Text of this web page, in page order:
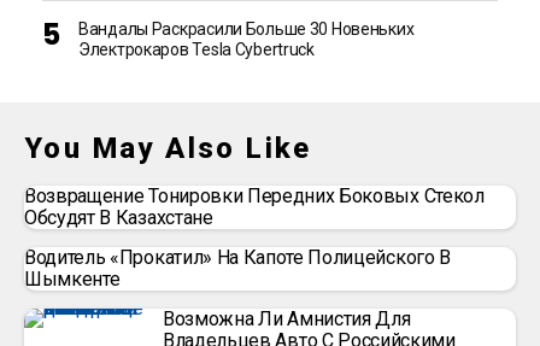
Вандалы Раскрасили Больше 30 Новеньких
Электрокаров Tesla Cybertruck
You May Also Like
Возвращение Тонировки Передних Боковых Стекол
Обсудят В Казахстане
Водитель «прокатил» На Капоте Полицейского В
Шымкенте
Возможна Ли Амнистия Для
Владельцев Авто С Российскими